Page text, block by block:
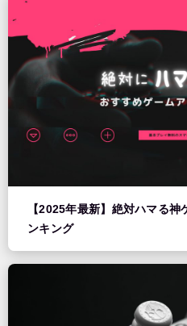
【2025年最新】絶対ハマる
ンキング